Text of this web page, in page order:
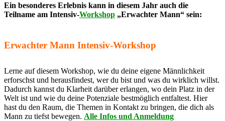
Ein besonderes Erlebnis kann in diesem Jahr auch die
Teilname am Intensiv-Workshop „Erwachter Mann“ sein:
Erwachter Mann Intensiv-Workshop
Lerne auf diesem Workshop, wie du deine eigene Männlichkeit
erforschst und herausfindest, wer du bist und was du wirklich willst.
Dadurch kannst du Klarheit darüber erlangen, wo dein Platz in der
Welt ist und wie du deine Potenziale bestmöglich entfaltest. Hier
hast du den Raum, die Themen in Kontakt zu bringen, die dich als
Mann zu tiefst bewegen. Alle Infos und Anmeldung